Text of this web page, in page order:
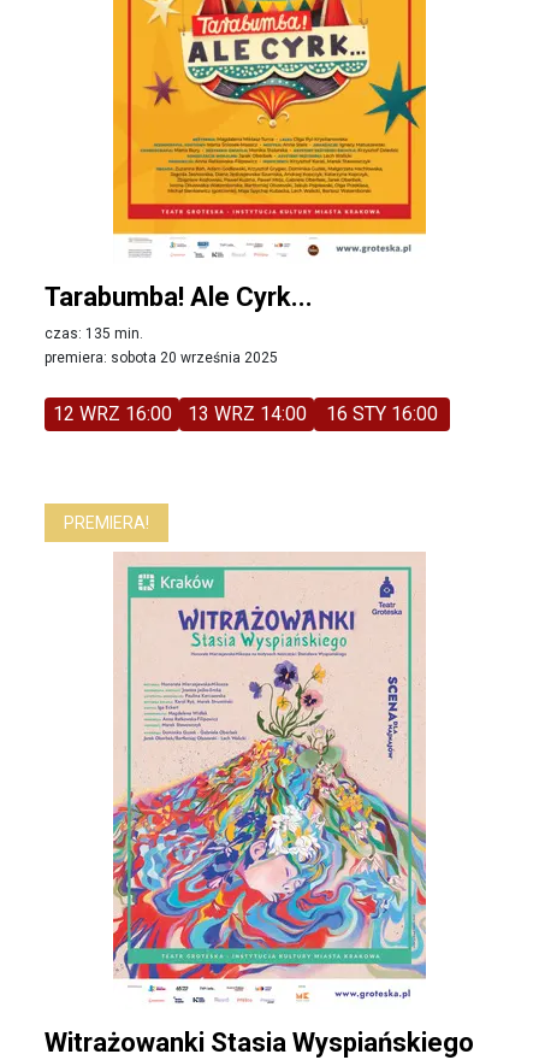
Tarabumba! Ale Cyrk...
czas: 135 min.
premiera: sobota 20 września 2025
12 WRZ 16:00 13 WRZ 14:00 16 STY 16:00
PREMIERA!
Witrażowanki Stasia Wyspiańskiego